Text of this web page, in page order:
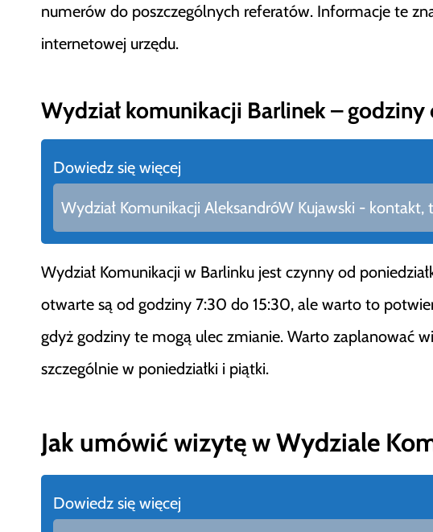
numerów do poszczególnych referatów. Informacje te
internetowej urzędu.
Wydział komunikacji Barlinek – godziny
Dowiedz się więcej
Wydział Komunikacji AleksandróW Kujawski - kontakt,
Wydział Komunikacji w Barlinku jest czynny od
otwarte są od godziny 7:30 do 15:30, ale warto to
gdyż godziny te mogą ulec zmianie. Warto zaplanować
szczególnie w poniedziałki i piątki.
Jak umówić wizytę w Wydziale
Dowiedz się więcej